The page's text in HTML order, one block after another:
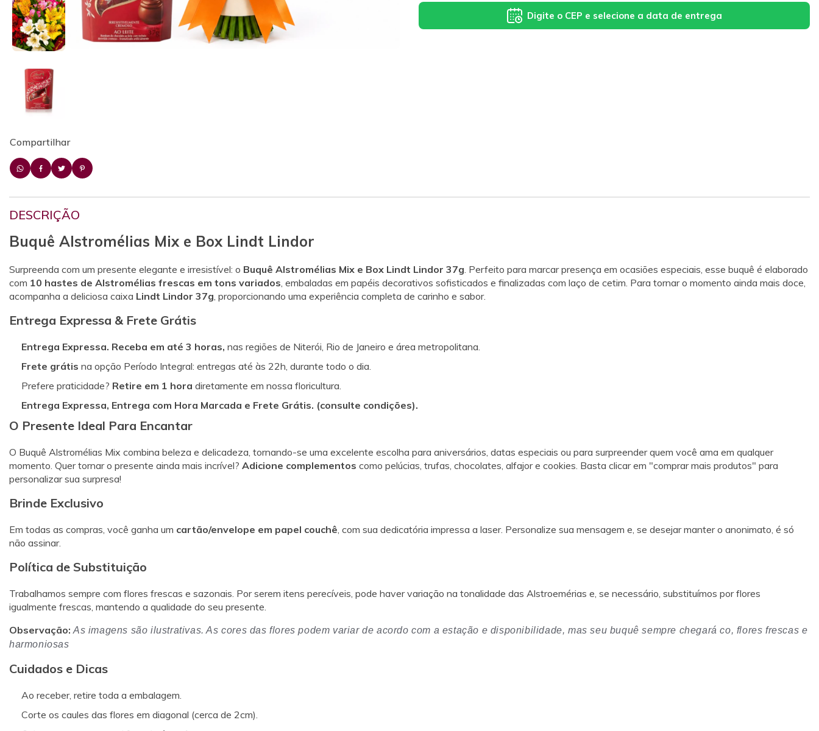
Compartilhar
Digite o CEP e selecione a data de entrega
DESCRIÇÃO
Buquê Alstromélias Mix e Box Lindt Lindor
Surpreenda com um presente elegante e irresistível: o Buquê Alstromélias Mix e Box Lindt Lindor 37g. Perfeito para marcar presença em ocasiões especiais, esse buquê é elaborado
com 10 hastes de Alstromélias frescas em tons variados, embaladas em papéis decorativos sofisticados e finalizadas com laço de cetim. Para tornar o momento ainda mais doce,
acompanha a deliciosa caixa Lindt Lindor 37g, proporcionando uma experiência completa de carinho e sabor.
Entrega Expressa & Frete Grátis
Entrega Expressa. Receba em até 3 horas, nas regiões de Niterói, Rio de Janeiro e área metropolitana.
Frete grátis na opção Período Integral: entregas até às 22h, durante todo o dia.
Prefere praticidade? Retire em 1 hora diretamente em nossa floricultura.
Entrega Expressa, Entrega com Hora Marcada e Frete Grátis. (consulte condições).
O Presente Ideal Para Encantar
O Buquê Alstromélias Mix combina beleza e delicadeza, tornando-se uma excelente escolha para aniversários, datas especiais ou para surpreender quem você ama em qualquer
momento. Quer tornar o presente ainda mais incrível? Adicione complementos como pelúcias, trufas, chocolates, alfajor e cookies. Basta clicar em "comprar mais produtos" para
personalizar sua surpresa!
Brinde Exclusivo
Em todas as compras, você ganha um cartão/envelope em papel couchê, com sua dedicatória impressa a laser. Personalize sua mensagem e, se desejar manter o anonimato, é só
não assinar.
Política de Substituição
Trabalhamos sempre com flores frescas e sazonais. Por serem itens perecíveis, pode haver variação na tonalidade das Alstroemérias e, se necessário, substituímos por flores
igualmente frescas, mantendo a qualidade do seu presente.
Observação: As imagens são ilustrativas. As cores das flores podem variar de acordo com a estação e disponibilidade, mas seu buquê sempre chegará co, flores frescas e
harmoniosas
Cuidados e Dicas
Ao receber, retire toda a embalagem.
Corte os caules das flores em diagonal (cerca de 2cm).